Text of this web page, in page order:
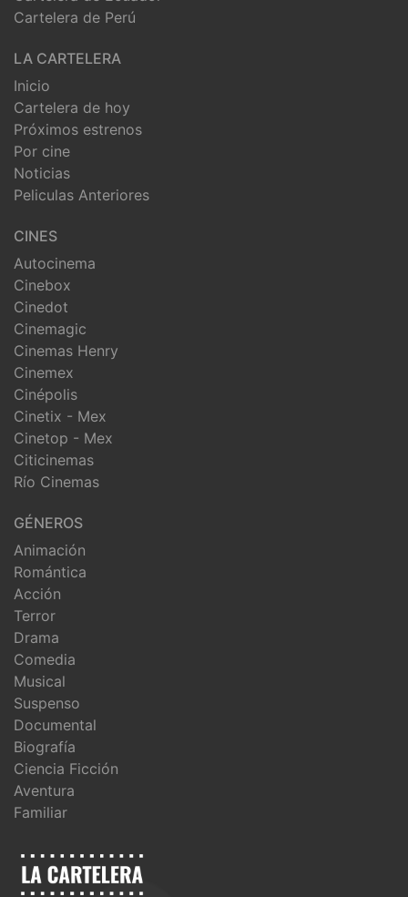
Cartelera de Perú
LA CARTELERA
Inicio
Cartelera de hoy
Próximos estrenos
Por cine
Noticias
Peliculas Anteriores
CINES
Autocinema
Cinebox
Cinedot
Cinemagic
Cinemas Henry
Cinemex
Cinépolis
Cinetix - Mex
Cinetop - Mex
Citicinemas
Río Cinemas
GÉNEROS
Animación
Romántica
Acción
Terror
Drama
Comedia
Musical
Suspenso
Documental
Biografía
Ciencia Ficción
Aventura
Familiar